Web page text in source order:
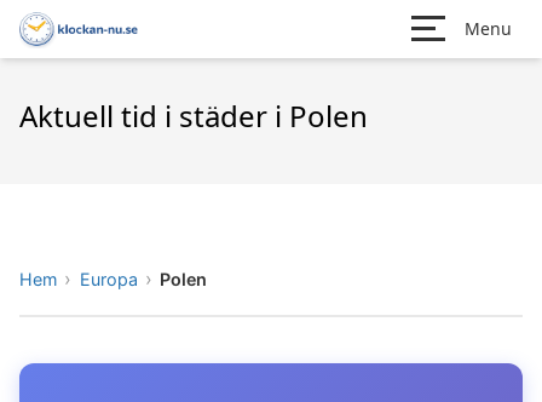
Menu
Aktuell tid i städer i Polen
Hem Europa Polen